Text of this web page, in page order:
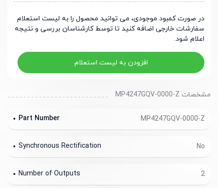
در صورت کمبود موجودی، می توانید محصول را به لیست استعلام
سفارشات خارجی اضافه کنید تا توسط کارشناسان بررسی و نتیجه
اعلام شود.
افزودن به لیست استعلام
مشخصات MP4247GQV-0000-Z
MP4247GQV-0000-Z
Part Number
No
Synchronous Rectification
2
Number of Outputs